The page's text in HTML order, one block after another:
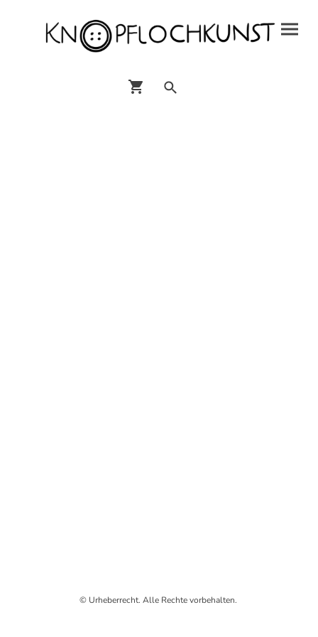
© Urheberrecht. Alle Rechte vorbehalten.